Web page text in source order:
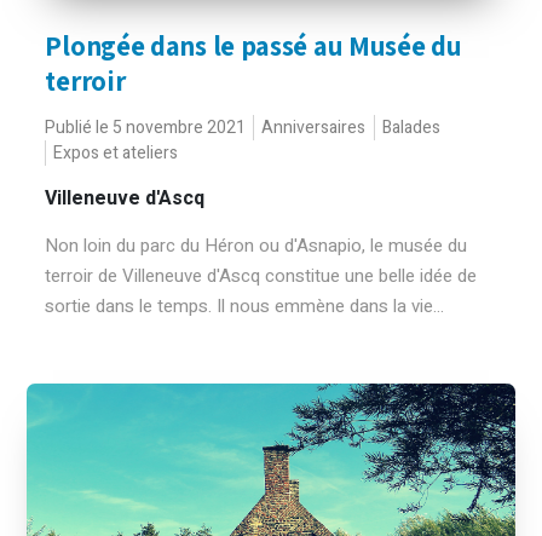
Plongée dans le passé au Musée du
terroir
Publié le 5 novembre 2021 Anniversaires
Balades
Expos et ateliers
Villeneuve d'Ascq
Non loin du parc du Héron ou d'Asnapio, le musée du
terroir de Villeneuve d'Ascq constitue une belle idée de
sortie dans le temps. Il nous emmène dans la vie...